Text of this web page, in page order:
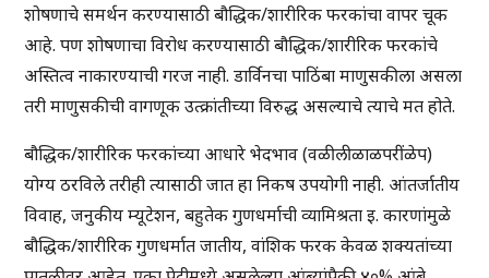
शोषणाचे समर्थन करण्यासाठी बौद्धिक/शारीरिक फरकांचा वापर चूक
आहे. पण शोषणाचा विरोध करण्यासाठी बौद्धिक/शारीरिक फरकांचे
अस्तित्व नाकारण्याची गरज नाही. डार्विनचा पाठिंबा माणुसकीला असला
तरी माणुसकीची वागणूक उत्क्रांतीच्या विरुद्ध असल्याचे त्याचे मत होते.
बौद्धिक/शारीरिक फरकांच्या आधारे भेदभाव (वळीलीळाळपरींळेप)
योग्य ठरविले तरीही त्यासाठी जात हा निकष उपयोगी नाही. आंतर्जातीय
विवाह, जनुकीय म्यूटेशन, बहुतेक गुणधर्माची व्यामिश्रता इ. कारणांमुळे
बौद्धिक/शारीरिक गुणधर्मात जातीय, वांशिक फरक केवळ शक्यतांच्या